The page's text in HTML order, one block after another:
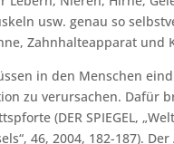
usw. genau so
Zahnhalteapparat und
in den Menschen
zu verursachen. Dafür
(DER SPIEGEL,
46, 2004, 182-187).